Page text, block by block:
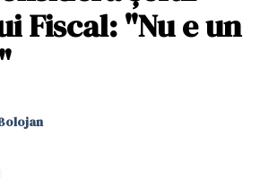
Fiscal: "Nu e un